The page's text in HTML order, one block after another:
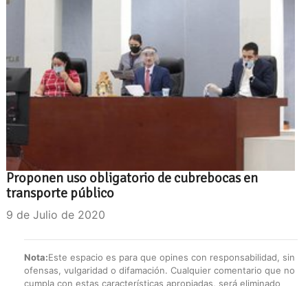
Proponen uso obligatorio de cubrebocas en
transporte público
9 de Julio de 2020
Nota:Este espacio es para que opines con responsabilidad, sin
ofensas, vulgaridad o difamación. Cualquier comentario que no
cumpla con estas características apropiadas, será eliminado